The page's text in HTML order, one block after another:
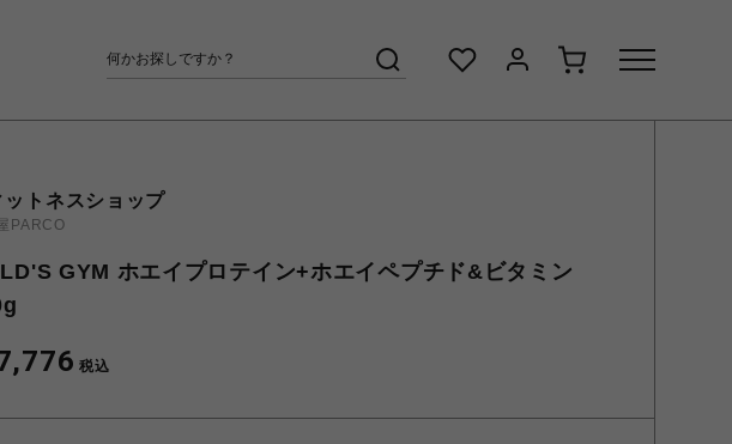
ットネスショップ
PARCO
GYM ホエイプロテイン+ホエイペプチド&ビタミン
税込